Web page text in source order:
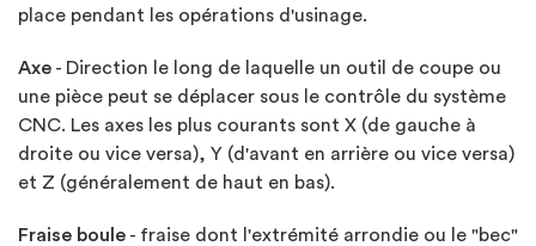
place pendant les opérations d'usinage.
Axe - Direction le long de laquelle un outil de coupe ou
une pièce peut se déplacer sous le contrôle du système
CNC. Les axes les plus courants sont X (de gauche à
droite ou vice versa), Y (d'avant en arrière ou vice versa)
et Z (généralement de haut en bas).
Fraise boule - fraise dont l'extrémité arrondie ou le "bec"